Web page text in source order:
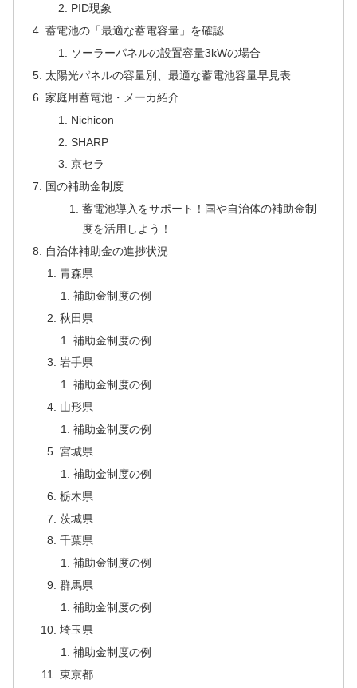
PID現象
蓄電池の「最適な蓄電容量」を確認
ソーラーパネルの設置容量3kWの場合
太陽光パネルの容量別、最適な蓄電池容量早見表
家庭用蓄電池・メーカ紹介
Nichicon
SHARP
京セラ
国の補助金制度
蓄電池導入をサポート！国や自治体の補助金制
度を活用しよう！
自治体補助金の進捗状況
青森県
補助金制度の例
秋田県
補助金制度の例
岩手県
補助金制度の例
山形県
補助金制度の例
宮城県
補助金制度の例
栃木県
茨城県
千葉県
補助金制度の例
群馬県
補助金制度の例
埼玉県
補助金制度の例
東京都